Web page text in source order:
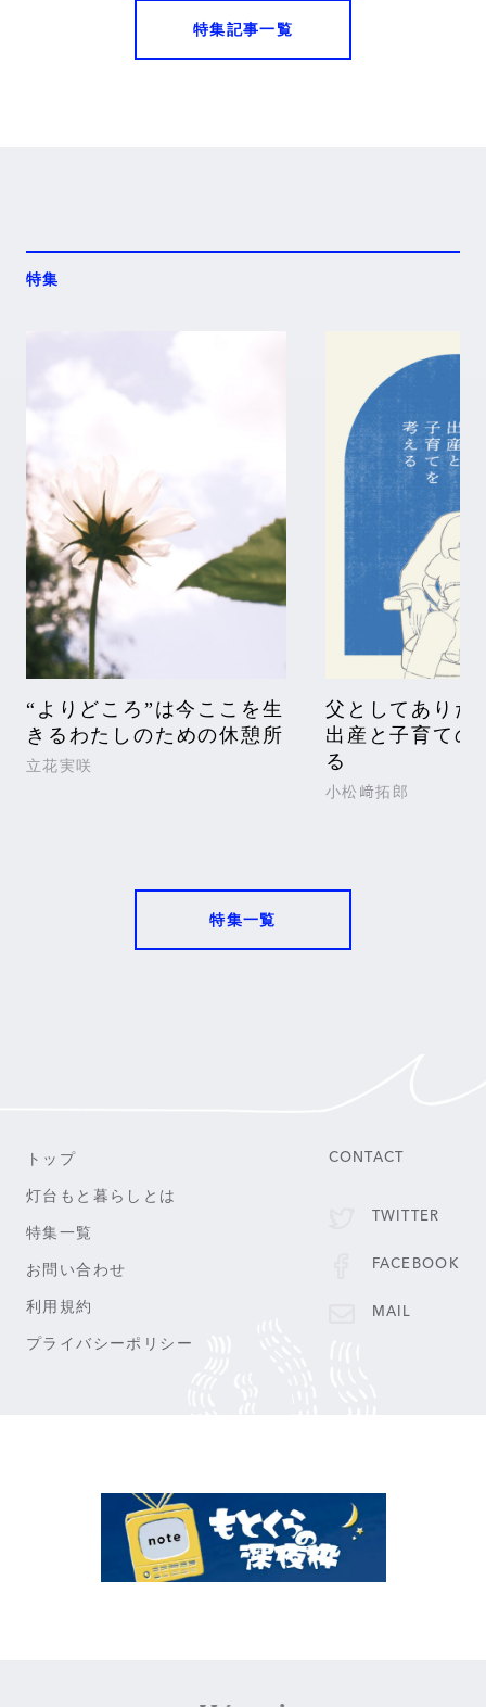
特集記事一覧
特集
“よりどころ”は今ここを生
きるわたしのための休憩所
立花実咲
父としてありた
出産と子育ての
る
小松﨑拓郎
特集一覧
トップ
灯台もと暮らしとは
特集一覧
お問い合わせ
利用規約
プライバシーポリシー
CONTACT
TWITTER
FACEBOOK
MAIL